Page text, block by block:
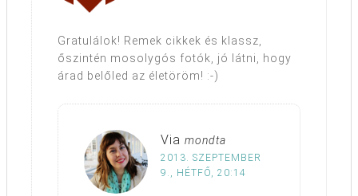
Gratulálok! Remek cikkek és klassz,
őszintén mosolygós fotók, jó látni, hogy
árad belőled az életöröm! :-)
Via mondta
2013. SZEPTEMBER
9., HÉTFŐ, 20:14